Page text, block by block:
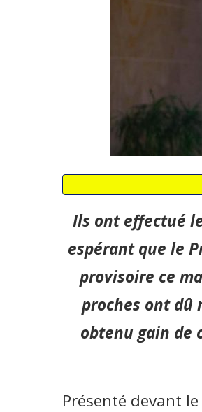
Ils ont effectué
espérant que le
provisoire ce
proches ont dû
obtenu gain de
Présenté devant